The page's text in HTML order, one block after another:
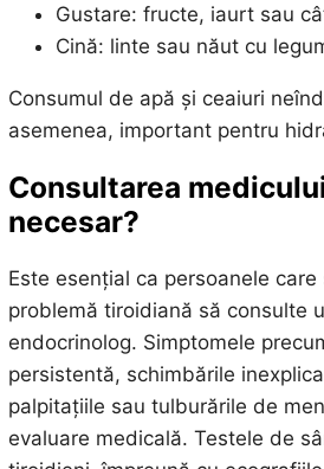
Gustare: fructe, iaurt sau
Cină: linte sau năut cu
Consumul de apă și ceaiuri
asemenea, important pentru
Consultarea
necesar?
Este esențial ca persoanele
problemă tiroidiană să consulte
endocrinolog. Simptomele
persistentă, schimbările
palpitațiile sau tulburările de
evaluare medicală. Testele de